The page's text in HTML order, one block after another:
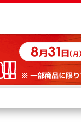
舗サービス
ト取り置き